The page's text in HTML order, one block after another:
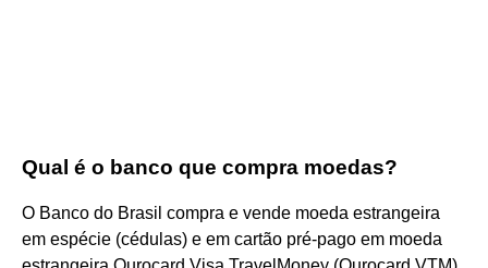
Qual é o banco que compra moedas?
O Banco do Brasil compra e vende moeda estrangeira
em espécie (cédulas) e em cartão pré-pago em moeda